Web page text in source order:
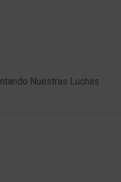
Nuestras Luchas